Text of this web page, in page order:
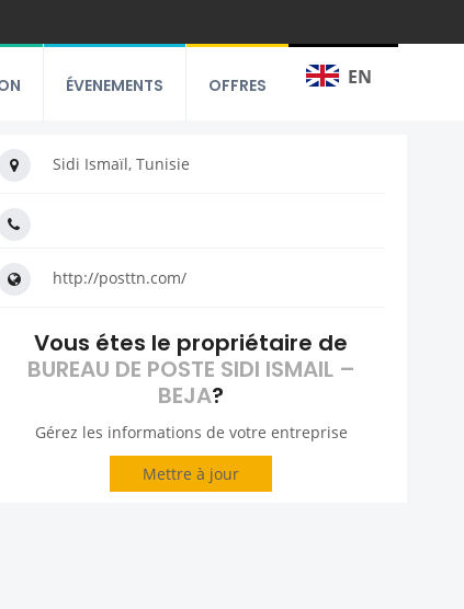
ÉVENEMENTS OFFRES EN
Sidi Ismaïl, Tunisie
http://posttn.com/
Vous étes le propriétaire de
BUREAU DE POSTE SIDI ISMAIL –
BEJA?
Gérez les informations de votre entreprise
Mettre à jour